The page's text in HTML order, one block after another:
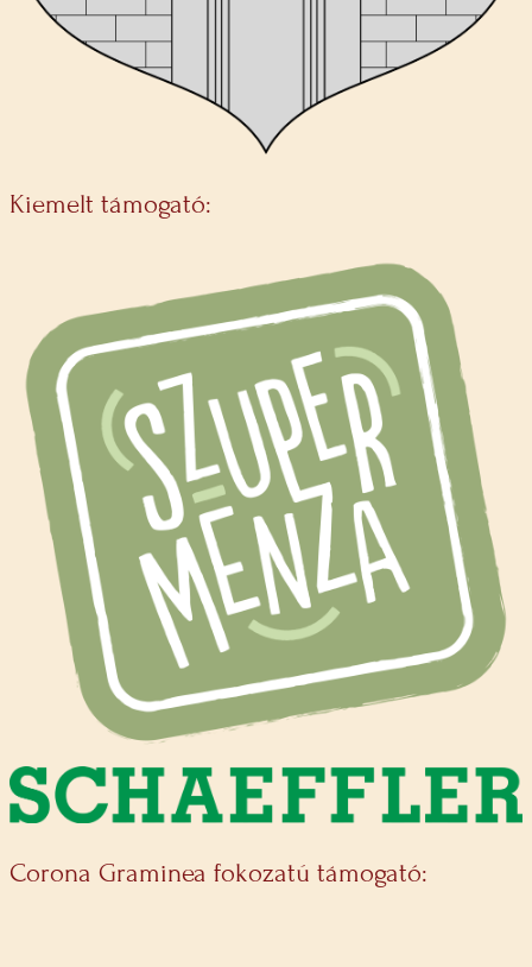
Kiemelt támogató:
Corona Graminea fokozatú támogató: